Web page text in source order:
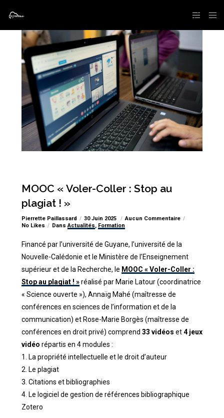
MOOC « Voler-Coller : Stop au
plagiat ! »
Pierrette Paillassard 30 Juin 2025
Aucun Commentaire
No Likes
DansActualités, Formation
Financé par l’université de Guyane, l’université de la
Nouvelle-Calédonie et le Ministère de l’Enseignement
supérieur et de la Recherche, le MOOC « Voler-Coller :
Stop au plagiat ! »réalisé par Marie Latour (coordinatrice
« Science ouverte »), Annaïg Mahé (maîtresse de
conférences en sciences de l’information et de la
communication) et Rose-Marie Borgès (maîtresse de
conférences en droit privé) comprend 33 vidéos et4 jeux
vidéo répartis en 4 modules :
1. La propriété intellectuelle et le droit d’auteur
2. Le plagiat
3. Citations et bibliographies
4. Le logiciel de gestion de références bibliographique
Zotero